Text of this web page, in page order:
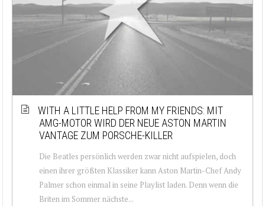
WITH A LITTLE HELP FROM MY FRIENDS: MIT
AMG-MOTOR WIRD DER NEUE ASTON MARTIN
VANTAGE ZUM PORSCHE-KILLER
Die Beatles persönlich werden zwar nicht aufspielen, doch
einen ihrer größten Klassiker kann Aston Martin-Chef Andy
Palmer schon einmal in seine Playlist laden. Denn wenn die
Briten im Sommer nächste...